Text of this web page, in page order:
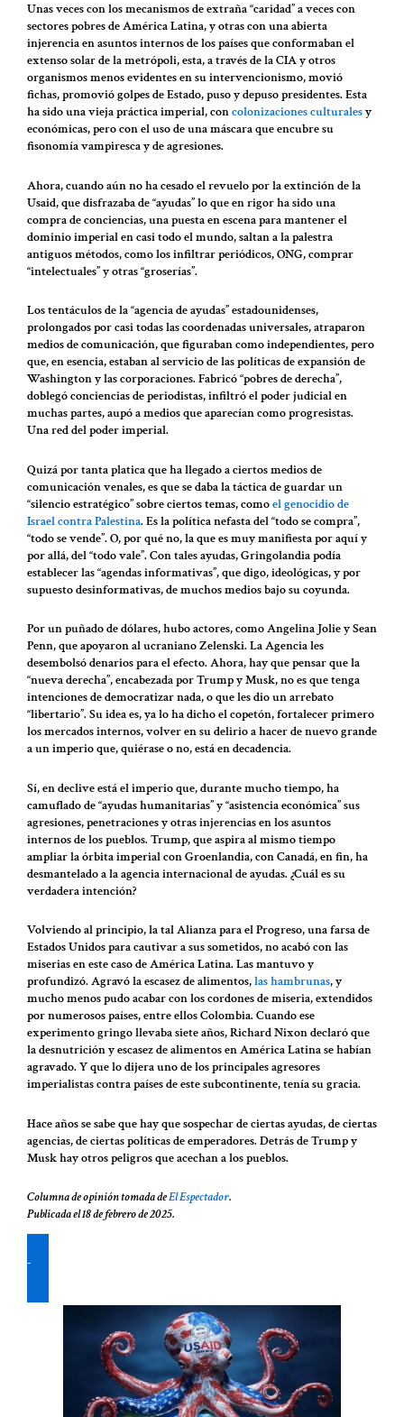
Unas veces con los mecanismos de extraña “caridad” a veces con
sectores pobres de América Latina, y otras con una abierta
injerencia en asuntos internos de los países que conformaban el
extenso solar de la metrópoli, esta, a través de la CIA y otros
organismos menos evidentes en su intervencionismo, movió
fichas, promovió golpes de Estado, puso y depuso presidentes. Esta
ha sido una vieja práctica imperial, concolonizaciones culturalesy
económicas, pero con el uso de una máscara que encubre su
fisonomía vampiresca y de agresiones.
Ahora, cuando aún no ha cesado el revuelo por la extinción de la
Usaid, que disfrazaba de “ayudas” lo que en rigor ha sido una
compra de conciencias, una puesta en escena para mantener el
dominio imperial en casi todo el mundo, saltan a la palestra
antiguos métodos, como los infiltrar periódicos, ONG, comprar
“intelectuales” y otras “groserías”.
Los tentáculos de la “agencia de ayudas” estadounidenses,
prolongados por casi todas las coordenadas universales, atraparon
medios de comunicación, que figuraban como independientes, pero
que, en esencia, estaban al servicio de las políticas de expansión de
Washington y las corporaciones. Fabricó “pobres de derecha”,
doblegó conciencias de periodistas, infiltró el poder judicial en
muchas partes, aupó a medios que aparecían como progresistas.
Una red del poder imperial.
Quizá por tanta platica que ha llegado a ciertos medios de
comunicación venales, es que se daba la táctica de guardar un
“silencio estratégico” sobre ciertos temas, comoel genocidio de
Israel contra Palestina. Es la política nefasta del “todo se compra”,
“todo se vende”. O, por qué no, la que es muy manifiesta por aquí y
por allá, del “todo vale”. Con tales ayudas, Gringolandia podía
establecer las “agendas informativas”, que digo, ideológicas, y por
supuesto desinformativas, de muchos medios bajo su coyunda.
Por un puñado de dólares, hubo actores, como Angelina Jolie y Sean
Penn, que apoyaron al ucraniano Zelenski. La Agencia les
desembolsó denarios para el efecto. Ahora, hay que pensar que la
“nueva derecha”, encabezada por Trump y Musk, no es que tenga
intenciones de democratizar nada, o que les dio un arrebato
“libertario”. Su idea es, ya lo ha dicho el copetón, fortalecer primero
los mercados internos, volver en su delirio a hacer de nuevo grande
a un imperio que, quiérase o no, está en decadencia.
Sí, en declive está el imperio que, durante mucho tiempo, ha
camuflado de “ayudas humanitarias” y “asistencia económica” sus
agresiones, penetraciones y otras injerencias en los asuntos
internos de los pueblos. Trump, que aspira al mismo tiempo
ampliar la órbita imperial con Groenlandia, con Canadá, en fin, ha
desmantelado a la agencia internacional de ayudas. ¿Cuál es su
verdadera intención?
Volviendo al principio, la tal Alianza para el Progreso, una farsa de
Estados Unidos para cautivar a sus sometidos, no acabó con las
miserias en este caso de América Latina. Las mantuvo y
profundizó. Agravó la escasez de alimentos,las hambrunas, y
mucho menos pudo acabar con los cordones de miseria, extendidos
por numerosos países, entre ellos Colombia. Cuando ese
experimento gringo llevaba siete años, Richard Nixon declaró que
la desnutrición y escasez de alimentos en América Latina se habían
agravado. Y que lo dijera uno de los principales agresores
imperialistas contra países de este subcontinente, tenía su gracia.
Hace años se sabe que hay que sospechar de ciertas ayudas, de ciertas
agencias, de ciertas políticas de emperadores. Detrás de Trump y
Musk hay otros peligros que acechan a los pueblos.
Columna de opinión tomada deEl Espectador.
Publicada el 18 de febrero de 2025.
Lea y descargue la edición № 4 del Periódico SOBERANÍA, aquí